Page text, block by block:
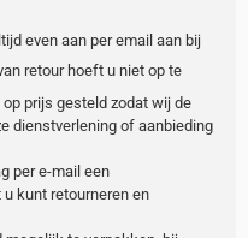
even aan per email aan bij
retour hoeft u niet op te
prijs gesteld zodat wij de
dienstverlening of aanbieding
per e-mail een
kunt retourneren en